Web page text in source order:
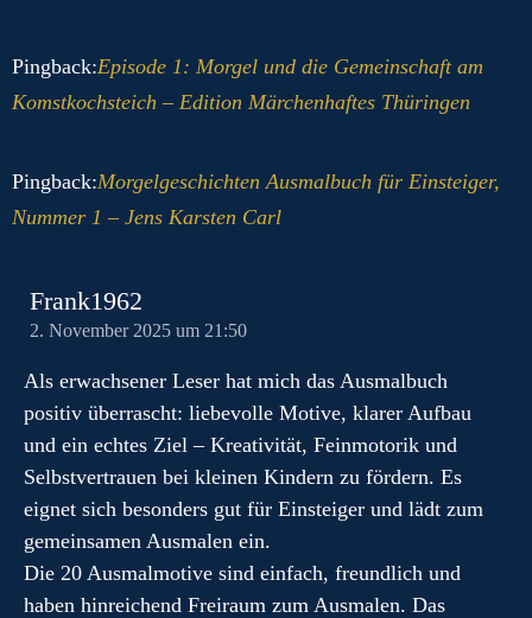
Pingback:Episode 1: Morgel und die Gemeinschaft am
Komstkochsteich – Edition Märchenhaftes Thüringen
Pingback:Morgelgeschichten Ausmalbuch für Einsteiger,
Nummer 1 – Jens Karsten Carl
Frank1962
2. November 2025 um 21:50
Als erwachsener Leser hat mich das Ausmalbuch
positiv überrascht: liebevolle Motive, klarer Aufbau
und ein echtes Ziel – Kreativität, Feinmotorik und
Selbstvertrauen bei kleinen Kindern zu fördern. Es
eignet sich besonders gut für Einsteiger und lädt zum
gemeinsamen Ausmalen ein.
Die 20 Ausmalmotive sind einfach, freundlich und
haben hinreichend Freiraum zum Ausmalen. Das